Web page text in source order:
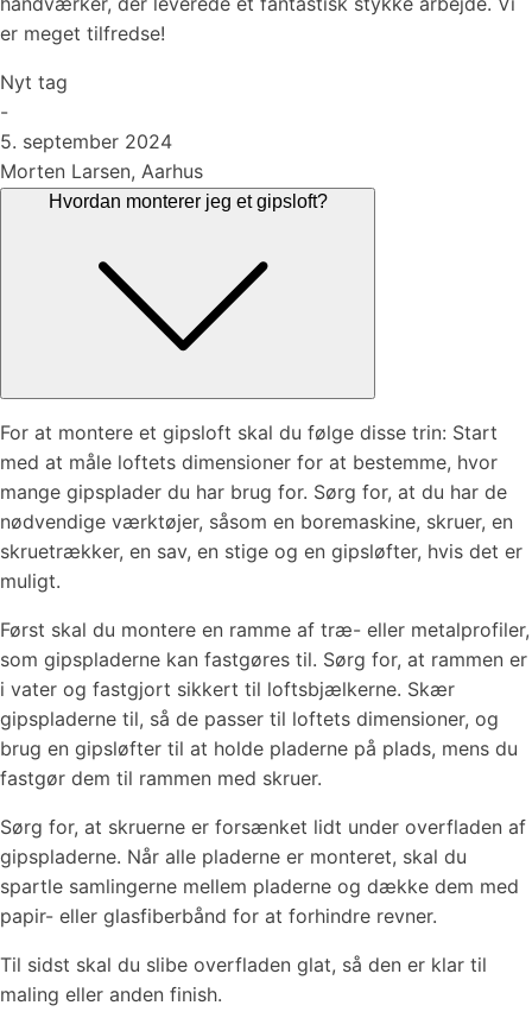
er meget tilfredse!
Nyt tag
-
5. september 2024
Morten Larsen, Aarhus
Hvordan monterer jeg et gipsloft?
For at montere et gipsloft skal du følge disse trin: Start
med at måle loftets dimensioner for at bestemme, hvor
mange gipsplader du har brug for. Sørg for, at du har de
nødvendige værktøjer, såsom en boremaskine, skruer, en
skruetrækker, en sav, en stige og en gipsløfter, hvis det er
muligt.
Først skal du montere en ramme af træ- eller metalprofiler,
som gipspladerne kan fastgøres til. Sørg for, at rammen er
i vater og fastgjort sikkert til loftsbjælkerne. Skær
gipspladerne til, så de passer til loftets dimensioner, og
brug en gipsløfter til at holde pladerne på plads, mens du
fastgør dem til rammen med skruer.
Sørg for, at skruerne er forsænket lidt under overfladen af
gipspladerne. Når alle pladerne er monteret, skal du
spartle samlingerne mellem pladerne og dække dem med
papir- eller glasfiberbånd for at forhindre revner.
Til sidst skal du slibe overfladen glat, så den er klar til
maling eller anden finish.